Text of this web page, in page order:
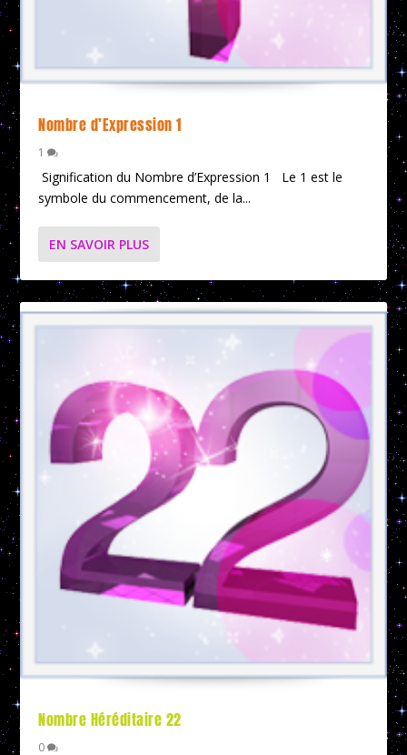
Nombre d’Expression 1
1
Signification du Nombre d’Expression 1 Le 1 est le
symbole du commencement, de la...
EN SAVOIR PLUS
Nombre Héréditaire 22
0